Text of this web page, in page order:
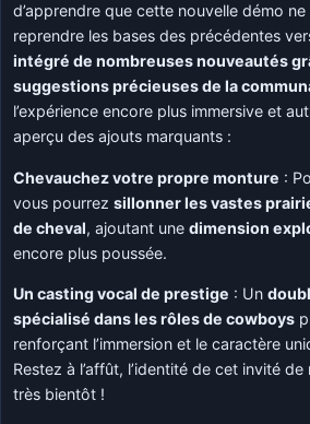
d’apprendre que cette nouvelle démo
reprendre les bases des précédentes
intégré de nombreuses nouveautés
suggestions précieuses de la
l’expérience encore plus immersive et
aperçu des ajouts marquants :
Chevauchez votre propre monture :
vous pourrezsillonner les vastes
de cheval, ajoutant unedimension
encore plus poussée.
Un casting vocal de prestige : Un
spécialisé dans les rôles de cowboys
renforçant l’immersion et le caractère
Restez à l’affût, l’identité de cet invité
très bientôt !